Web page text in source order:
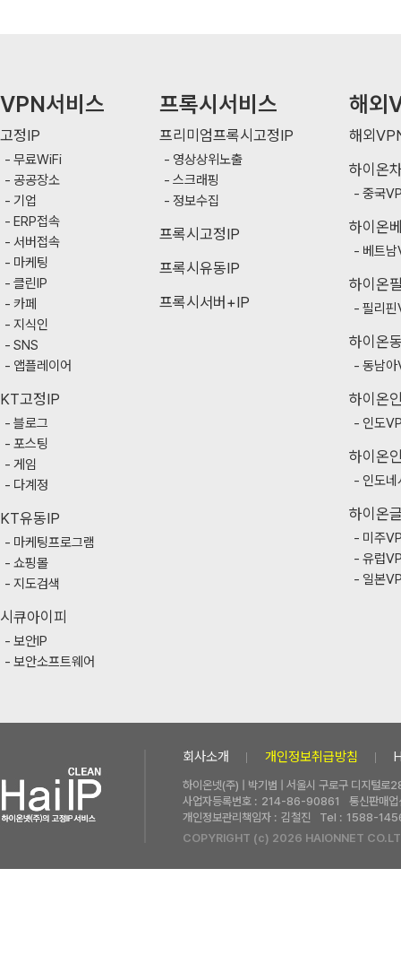
VPN서비스
고정IP
무료WiFi
공공장소
기업
ERP접속
서버접속
마케팅
클린IP
카페
지식인
SNS
앱플레이어
KT고정IP
블로그
포스팅
게임
다계정
KT유동IP
마케팅프로그램
쇼핑몰
지도검색
시큐아이피
보안IP
보안소프트웨어
프록시서비스
프리미엄프록시고정IP
영상상위노출
스크래핑
정보수집
프록시고정IP
프록시유동IP
프록시서버+IP
해외
해외
하이온
중국
하이온
베트
하이온
필리
하이온
동남
하이온
인도
하이온
인도
하이온
미주
유럽
일본
회사소개 개인정보취급방침
하이온넷(주) | 박기범 | 서울시 구로구 디지털
사업자등록번호 : 214-86-90861
통신판매
개인정보관리책임자 : 김철진 Tel : 1588-
COPYRIGHT (c) 2026 HAIONNET